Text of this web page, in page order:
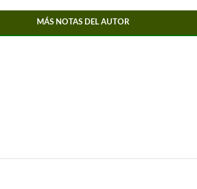
MÁS NOTAS DEL AUTOR